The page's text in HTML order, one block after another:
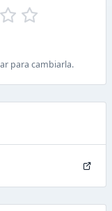
para cambiarla.